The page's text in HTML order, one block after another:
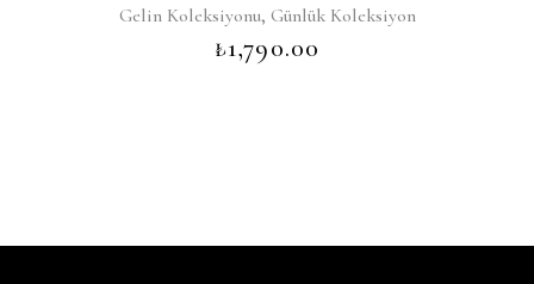
Gelin Koleksiyonu, Günlük Koleksiyon
₺1,790.00